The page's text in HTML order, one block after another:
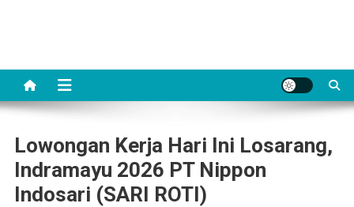
Lowongan Kerja Hari Ini Losarang,
Indramayu 2026 PT Nippon
Indosari (SARI ROTI)